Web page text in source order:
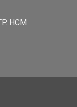
HCM